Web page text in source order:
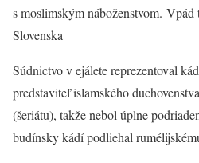
s moslimským náboženstvom.
Slovenska
Súdnictvo v ejálete reprezentoval
predstaviteľ islamského
(šeriátu), takže nebol úplne
budínsky kádí podliehal